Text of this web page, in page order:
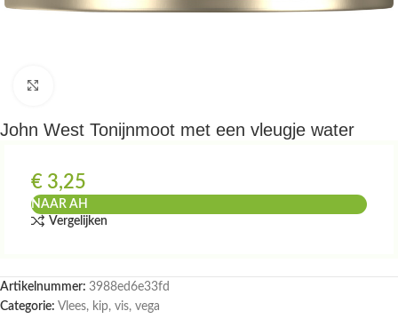
John West Tonijnmoot met een vleugje water
€ 3,25
NAAR AH
Vergelijken
Artikelnummer: 3988ed6e33fd
Categorie: Vlees, kip, vis, vega